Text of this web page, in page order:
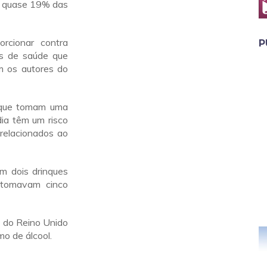
19% das
contra
de saúde que
os autores do
tomam uma
têm um risco
ao
dois drinques
cinco
Reino Unido
de álcool.